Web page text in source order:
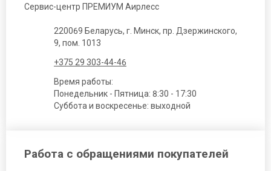
Сервис-центр ПРЕМИУМ Аирлесс
220069 Беларусь, г. Минск, пр. Дзержинского,
9, пом. 1013
+375 29 303-44-46
Время работы:
Понедельник - Пятница: 8:30 - 17:30
Суббота и воскресенье: выходной
Работа с обращениями покупателей